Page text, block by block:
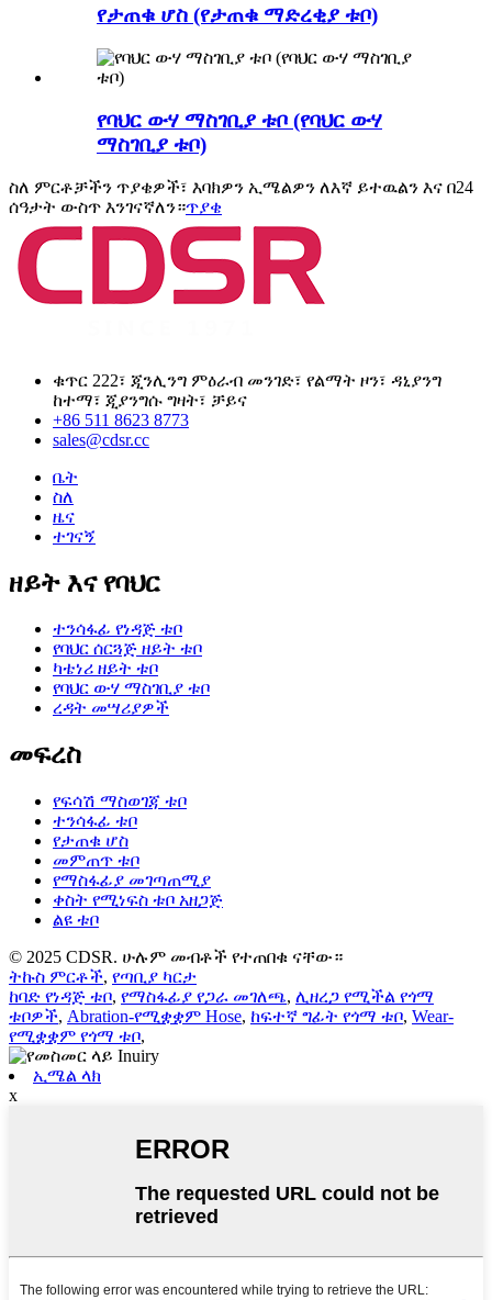
የታጠቁ ሆስ (የታጠቁ ማድረቂያ ቱቦ)
የባህር ውሃ ማስገቢያ ቱቦ (የባህር ውሃ
ማስገቢያ ቱቦ)
ስለ ምርቶቻችን ጥያቄዎች፣ እባክዎን ኢሜልዎን ለእኛ ይተዉልን እና በ24
ሰዓታት ውስጥ እንገናኛለን።ጥያቄ
ቁጥር 222፣ ጂንሊንግ ምዕራብ መንገድ፣ የልማት ዞን፣ ዳኒያንግ
ከተማ፣ ጂያንግሱ ግዛት፣ ቻይና
+86 511 8623 8773
sales@cdsr.cc
ቤት
ስለ
ዜና
ተገናኝ
ዘይት እና የባህር
ተንሳፋፊ የነዳጅ ቱቦ
የባህር ሰርጓጅ ዘይት ቱቦ
ካቴነሪ ዘይት ቱቦ
የባህር ውሃ ማስገቢያ ቱቦ
ረዳት መሣሪያዎች
መፍረስ
የፍሳሽ ማስወገጃ ቱቦ
ተንሳፋፊ ቱቦ
የታጠቁ ሆስ
መምጠጥ ቱቦ
የማስፋፊያ መገጣጠሚያ
ቀስት የሚነፍስ ቱቦ አዘጋጅ
ልዩ ቱቦ
© 2025 CDSR. ሁሉም መብቶች የተጠበቁ ናቸው።
ትኩስ ምርቶች, የጣቢያ ካርታ
ከባድ የነዳጅ ቱቦ, የማስፋፊያ የጋራ መገለጫ, ሊዘረጋ የሚችል የጎማ
ቱቦዎች, Abration-የሚቋቋም Hose, ከፍተኛ ግፊት የጎማ ቱቦ, Wear-
የሚቋቋም የጎማ ቱቦ,
ኢሜል ላክ
x